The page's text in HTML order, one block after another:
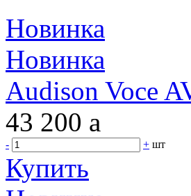
Новинка
Новинка
Audison Voce
43 200 a
- + шт
Купить